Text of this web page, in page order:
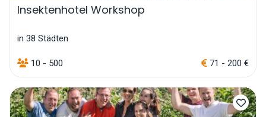
Insektenhotel Workshop
in 38 Städten
10 - 500 71 - 200 €